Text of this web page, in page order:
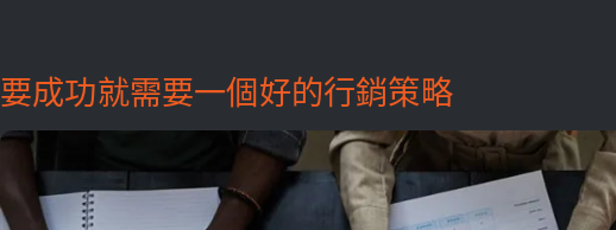
要成功就需要一個好的行銷策略